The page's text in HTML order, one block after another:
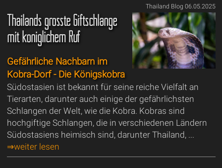
Thailand Blog 06.05.2025
Thailands grösste Giftschlange
mit königlichem Ruf
Gefährliche Nachbarn im
Kobra-Dorf - Die Königskobra
Südostasien ist bekannt für seine reiche Vielfalt an
Tierarten, darunter auch einige der gefährlichsten
Schlangen der Welt, wie die Kobra. Kobras sind
hochgiftige Schlangen, die in verschiedenen Ländern
Südostasiens heimisch sind, darunter Thailand, ...
⇒weiter lesen